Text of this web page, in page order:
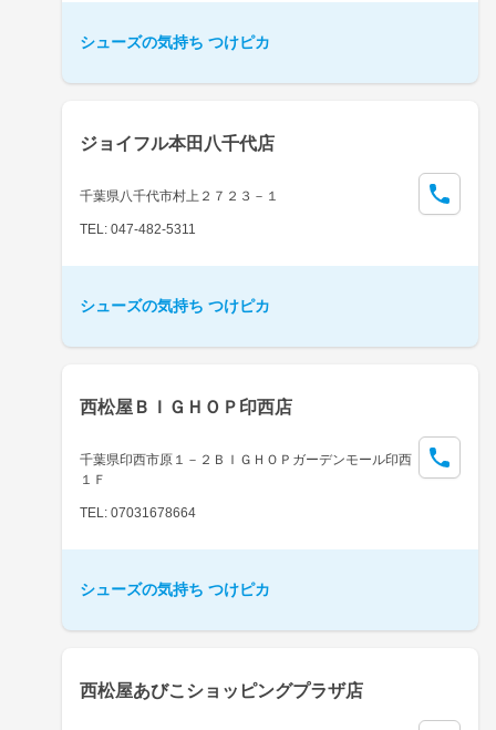
シューズの気持ち つけピカ
ジョイフル本田八千代店
千葉県八千代市村上２７２３－１
TEL: 047-482-5311
シューズの気持ち つけピカ
西松屋ＢＩＧＨＯＰ印西店
千葉県印西市原１－２ＢＩＧＨＯＰガーデンモール印西
１Ｆ
TEL: 07031678664
シューズの気持ち つけピカ
西松屋あびこショッピングプラザ店